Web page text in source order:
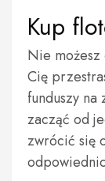
Kup
Nie możesz
Cię
funduszy na
zacząć od
zwrócić się